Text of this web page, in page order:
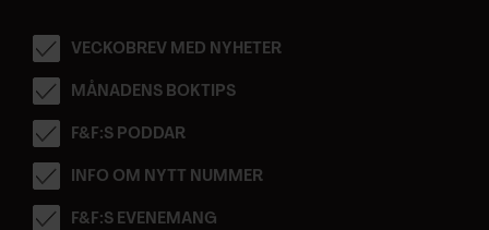
VECKOBREV MED NYHETER
MÅNADENS BOKTIPS
F&F:S PODDAR
INFO OM NYTT NUMMER
F&F:S EVENEMANG